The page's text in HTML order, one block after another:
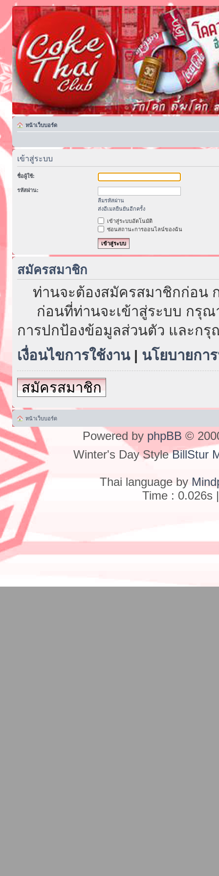
หน้าเว็บบอร์ด
เข้าสู่ระบบ
ชื่อผู้ใช้:
รหัสผ่าน:
ลืมรหัสผ่าน
ส่งอีเมลยืนยันอีกครั้ง
เข้าสู่ระบบอัตโนมัติ
ซ่อนสถานะการออนไลน์ของฉัน
สมัครสมาชิก
ท่านจะต้องสมัครสมาชิกก่อน
ก่อนที่ท่านจะเข้าสู่ระบบ กรุณ
การปกป้องข้อมูลส่วนตัว และก
เงื่อนไขการใช้งาน| นโยบายกา
สมัครสมาชิก
หน้าเว็บบอร์ด
Powered by phpBB ©
Winter's Day StyleBillStur
Thai language by
Time : 0.026s